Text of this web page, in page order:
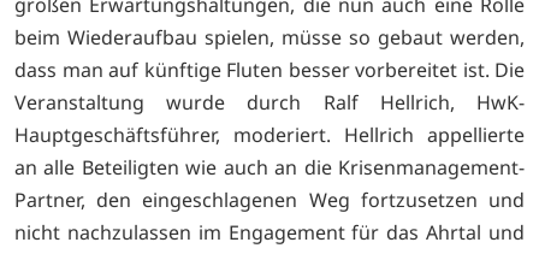
beim Wiederaufbau spielen, müsse so gebaut werden,
dass man auf künftige Fluten besser vorbereitet ist. Die
Veranstaltung wurde durch Ralf Hellrich, HwK-
Hauptgeschäftsführer, moderiert. Hellrich appellierte
an alle Beteiligten wie auch an die Krisenmanagement-
Partner, den eingeschlagenen Weg fortzusetzen und
nicht nachzulassen im Engagement für das Ahrtal und